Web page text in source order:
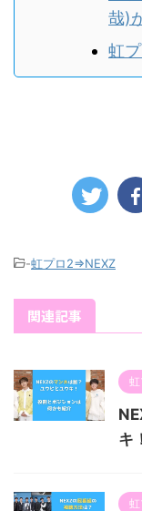
哉)
虹
-虹プロ2⇒NEXZ
関連記事
キ